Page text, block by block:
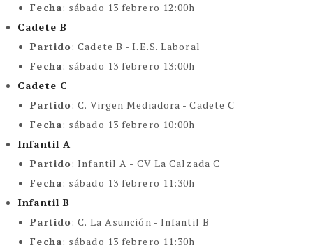
Fecha: sábado 13 febrero 12:00h
Cadete B
Partido:Cadete B - I.E.S. Laboral
Fecha: sábado 13 febrero 13:00h
Cadete C
Partido:C. Virgen Mediadora - Cadete C
Fecha: sábado 13 febrero 10:00h
Infantil A
Partido:Infantil A - CV La Calzada C
Fecha: sábado 13 febrero 11:30h
Infantil B
Partido:C. La Asunción - Infantil B
Fecha: sábado 13 febrero 11:30h